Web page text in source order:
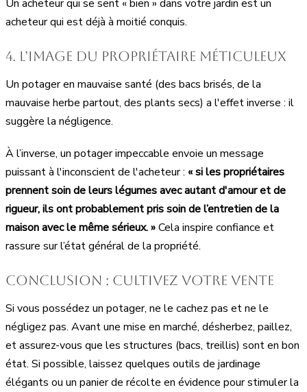
Un acheteur qui se sent « bien » dans votre jardin est un
acheteur qui est déjà à moitié conquis.
4. L’image du propriétaire méticuleux
Un potager en mauvaise santé (des bacs brisés, de la
mauvaise herbe partout, des plants secs) a l'effet inverse : il
suggère la négligence.
À l’inverse, un potager impeccable envoie un message
puissant à l'inconscient de l'acheteur : « si les propriétaires
prennent soin de leurs légumes avec autant d'amour et de
rigueur, ils ont probablement pris soin de l’entretien de la
maison avec le même sérieux. »Cela inspire confiance et
rassure sur l’état général de la propriété.
Conclusion : cultivez votre vente
Si vous possédez un potager, ne le cachez pas et ne le
négligez pas. Avant une mise en marché, désherbez, paillez,
et assurez-vous que les structures (bacs, treillis) sont en bon
état. Si possible, laissez quelques outils de jardinage
élégants ou un panier de récolte en évidence pour stimuler la